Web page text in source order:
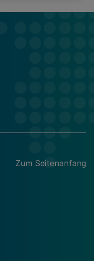
Zum Seitenanfang